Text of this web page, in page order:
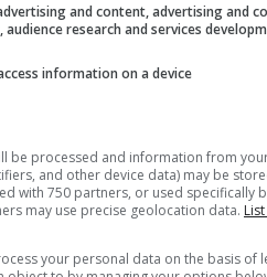
and content, advertising and
audience research and services
information on a device
be processed and information from
and other device data) may be
with 750 partners, or used specifically
may use precise geolocation data.
your personal data on the basis of